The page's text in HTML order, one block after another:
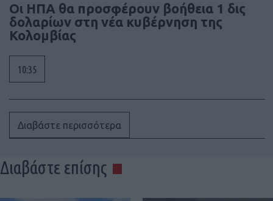
Οι ΗΠΑ θα προσφέρουν βοήθεια 1 δις
δολαρίων στη νέα κυβέρνηση της
Κολομβίας
10:35
Διαβάστε περισσότερα
Διαβάστε επίσης